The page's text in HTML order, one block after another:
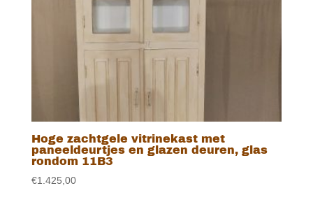
Hoge zachtgele vitrinekast met
paneeldeurtjes en glazen deuren, glas
rondom 11B3
€1.425,00